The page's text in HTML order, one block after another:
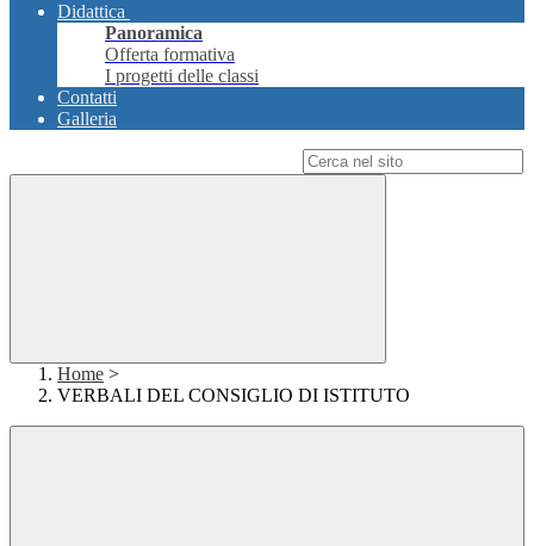
Didattica
Panoramica
Offerta formativa
I progetti delle classi
Contatti
Galleria
Home >
VERBALI DEL CONSIGLIO DI ISTITUTO